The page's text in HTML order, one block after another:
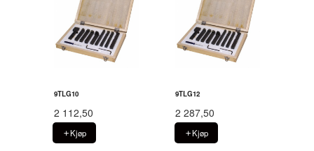
9TLG10
2 112,50
Kjøp
9TLG12
2 287,50
Kjøp